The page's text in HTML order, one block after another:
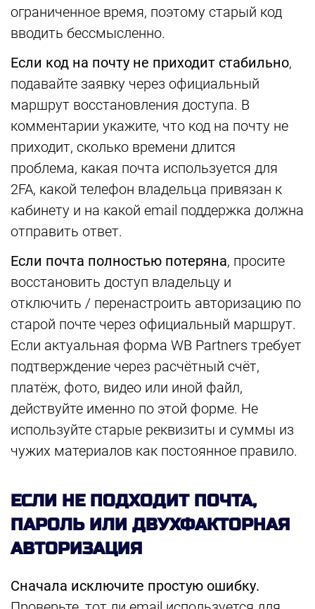
ограниченное время, поэтому старый код
вводить бессмысленно.
Если код на почту не приходит стабильно,
подавайте заявку через официальный
маршрут восстановления доступа. В
комментарии укажите, что код на почту не
приходит, сколько времени длится
проблема, какая почта используется для
2FA, какой телефон владельца привязан к
кабинету и на какой email поддержка должна
отправить ответ.
Если почта полностью потеряна, просите
восстановить доступ владельцу и
отключить / перенастроить авторизацию по
старой почте через официальный маршрут.
Если актуальная форма WB Partners требует
подтверждение через расчётный счёт,
платёж, фото, видео или иной файл,
действуйте именно по этой форме. Не
используйте старые реквизиты и суммы из
чужих материалов как постоянное правило.
ЕСЛИ НЕ ПОДХОДИТ ПОЧТА,
ПАРОЛЬ ИЛИ ДВУХФАКТОРНАЯ
АВТОРИЗАЦИЯ
Сначала исключите простую ошибку.